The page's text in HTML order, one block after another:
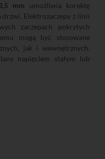
mm umożliwia korektę
drzwi. Elektrozaczepy z linii
zaczepach pokrytych
mogą być stosowane
jak i wewnętrznych.
napięciem stałym lub